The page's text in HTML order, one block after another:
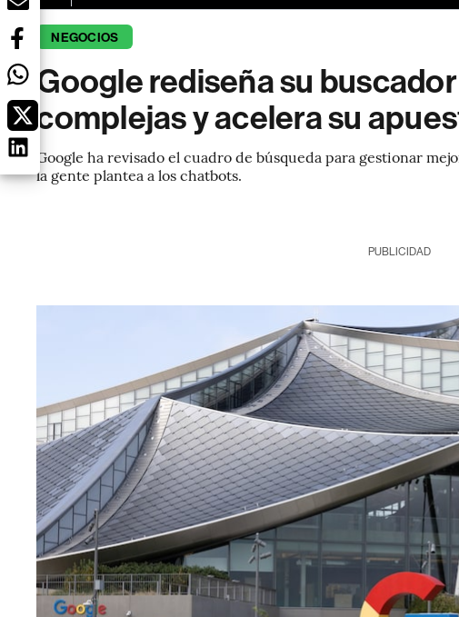
NEGOCIOS
Google rediseña su
complejas y acelera su
Google ha revisado el cuadro de búsqueda para gestionar
la gente plantea a los chatbots.
PUBLICIDAD